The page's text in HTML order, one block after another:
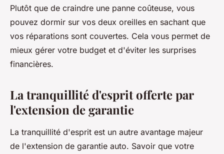
Plutôt que de craindre une panne coûteuse, vous
pouvez dormir sur vos deux oreilles en sachant que
vos réparations sont couvertes. Cela vous permet de
mieux gérer votre budget et d'éviter les surprises
financières.
La tranquillité d'esprit offerte par
l'extension de garantie
La tranquillité d'esprit est un autre avantage majeur
de l'extension de garantie auto. Savoir que votre